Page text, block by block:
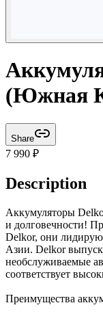
(Южная
Share
7 990 ₽
Description
Аккумуляторы
и долговечности!
Delkor, они
Азии. Delkor
необслуживаемые
соответствует
Преимущества